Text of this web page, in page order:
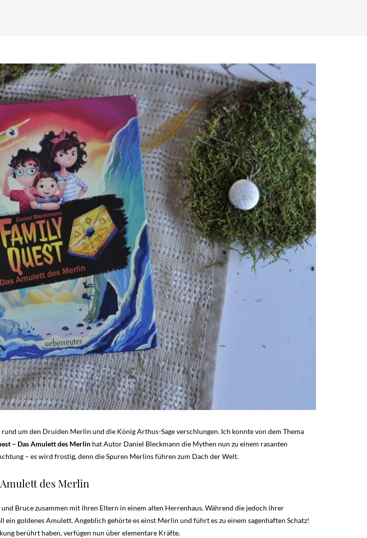
um den Druiden Merlin und die König Arthus-Sage verschlungen. Ich konnte von dem Thema
– Das Amulett des Merlin hat Autor Daniel Bleckmann die Mythen nun zu einem rasanten
– es wird frostig, denn die Spuren Merlins führen zum Dach der Welt.
des Merlin
Bruce zusammen mit ihren Eltern in einem alten Herrenhaus. Während die jedoch ihrer
goldenes Amulett. Angeblich gehörte es einst Merlin und führt es zu einem sagenhaften Schatz!
berührt haben, verfügen nun über elementare Kräfte.